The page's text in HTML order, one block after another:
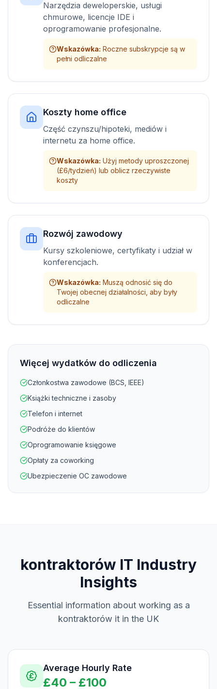
Narzędzia deweloperskie, usługi
chmurowe, licencje IDE i
oprogramowanie profesjonalne.
Wskazówka: Roczne subskrypcje są w
pełni odliczalne
Koszty home office
Część czynszu/hipoteki, mediów i
internetu za home office.
Wskazówka: Użyj metody uproszczonej
(£6/tydzień) lub oblicz rzeczywiste
koszty
Rozwój zawodowy
Kursy szkoleniowe, certyfikaty i udział w
konferencjach.
Wskazówka: Muszą odnosić się do
Twojej obecnej działalności, aby były
odliczalne
Więcej wydatków do odliczenia
Członkostwa zawodowe (BCS, IEEE)
Książki techniczne i zasoby
Telefon i internet
Podróże do klientów
Oprogramowanie księgowe
Opłaty za coworking
Ubezpieczenie OC zawodowe
kontraktorów IT Industry
Insights
Essential information about working as a
kontraktorów it in the UK
Average Hourly Rate
£40 – £100